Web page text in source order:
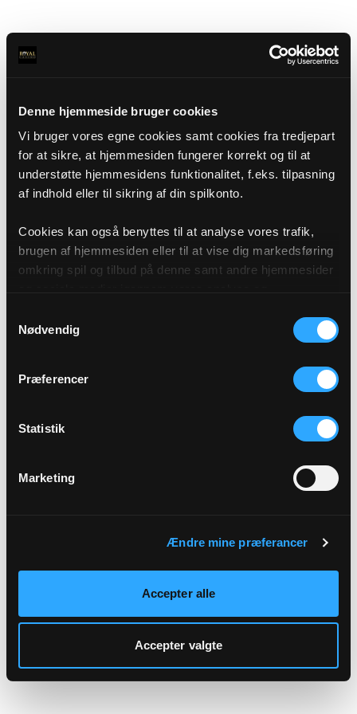
Denne hjemmeside bruger cookies
Vi bruger vores egne cookies samt cookies fra tredjepart
for at sikre, at hjemmesiden fungerer korrekt og til at
understøtte hjemmesidens funktionalitet, f.eks. tilpasning
af indhold eller til sikring af din spilkonto.
Cookies kan også benyttes til at analyse vores trafik,
brugen af hjemmesiden eller til at vise dig markedsføring
omkring spil og tilbud på denne samt andre hjemmesider
af cookies under "Detaljer" eller ved at klikke videre til
vores Cookiepolitik, som du finder i bunden af vores
Nødvendig
Præferencer
Statistik
Marketing
Ændre mine præferancer
Accepter alle
Accepter valgte